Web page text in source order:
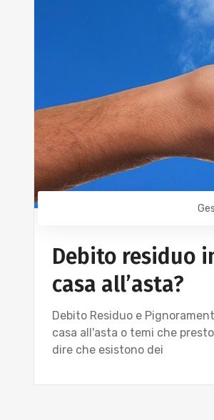
Debito residuo
casa all’asta?
Debito Residuo e
casa all'asta o temi che
dire che esistono dei